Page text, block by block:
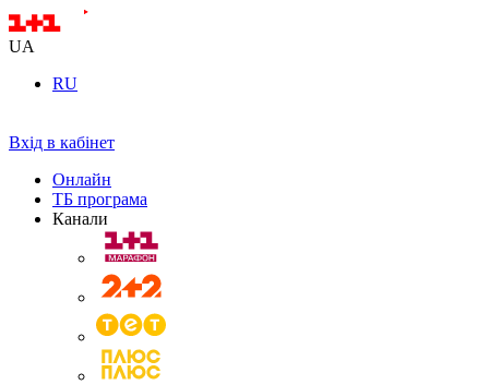
UA
RU
Вхід в кабінет
Онлайн
ТБ програма
Канали